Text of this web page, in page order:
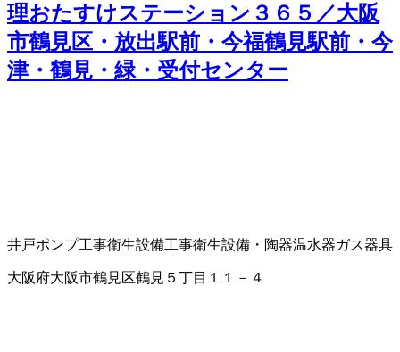
理おたすけステーション３６５／大阪
市鶴見区・放出駅前・今福鶴見駅前・今
津・鶴見・緑・受付センター
井戸ポンプ工事衛生設備工事衛生設備・陶器温水器ガス器具
大阪府大阪市鶴見区鶴見５丁目１１－４